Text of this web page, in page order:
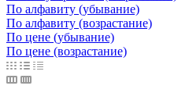
По алфавиту (убывание)
По алфавиту (возрастание)
По цене (убывание)
По цене (возрастание)